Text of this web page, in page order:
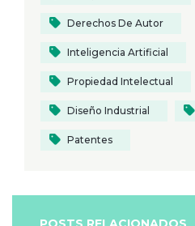
Derechos De Autor
Inteligencia Artificial
Propiedad Intelectual
Diseño Industrial
Patentes